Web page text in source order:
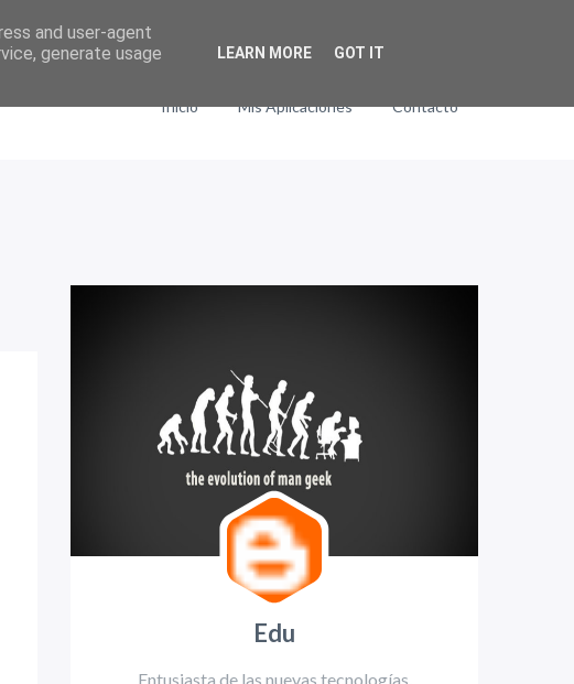
Inicio Mis Aplicaciones Contacto
Edu
Entusiasta de las nuevas tecnologías,
and user-agent
generate usage
LEARN MORE GOT IT